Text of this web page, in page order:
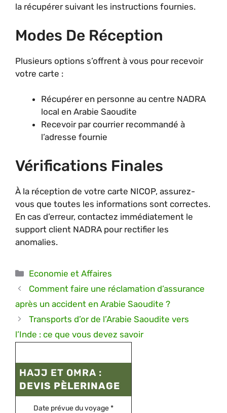
la récupérer suivant les instructions fournies.
Modes De Réception
Plusieurs options s’offrent à vous pour recevoir
votre carte :
Récupérer en personne au centre NADRA
local en Arabie Saoudite
Recevoir par courrier recommandé à
l’adresse fournie
Vérifications Finales
À la réception de votre carte NICOP, assurez-
vous que toutes les informations sont correctes.
En cas d’erreur, contactez immédiatement le
support client NADRA pour rectifier les
anomalies.
Catégories
Economie et Affaires
Comment faire une réclamation d’assurance
après un accident en Arabie Saoudite ?
Transports d’or de l’Arabie Saoudite vers
l’Inde : ce que vous devez savoir
HAJJ ET OMRA :
DEVIS PÈLERINAGE
Date prévue du voyage*